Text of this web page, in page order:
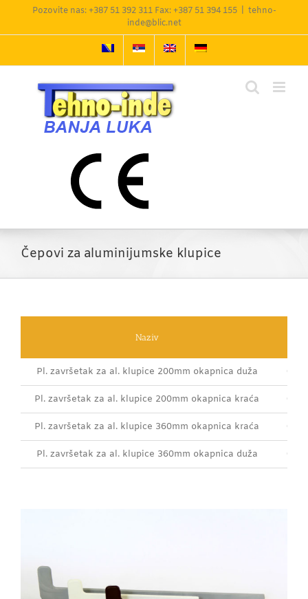
content
Pozovite nas: +387 51 392 311 Fax: +387 51 394 155
tehno-
inde@blic.net
Čepovi za aluminijumske klupice
Naziv
Pl. završetak za al. klupice 200mm okapnica duža
Pl. završetak za al. klupice 200mm okapnica kraća
Pl. završetak za al. klupice 360mm okapnica kraća
Pl. završetak za al. klupice 360mm okapnica duža